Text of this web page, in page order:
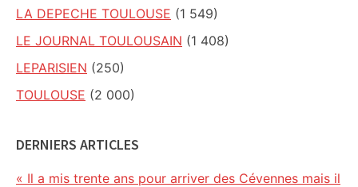
LA DEPECHE TOULOUSE (1 549)
LE JOURNAL TOULOUSAIN (1 408)
LEPARISIEN (250)
TOULOUSE (2 000)
DERNIERS ARTICLES
« Il a mis trente ans pour arriver des Cévennes mais il